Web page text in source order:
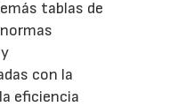
tablas de
con la
eficiencia